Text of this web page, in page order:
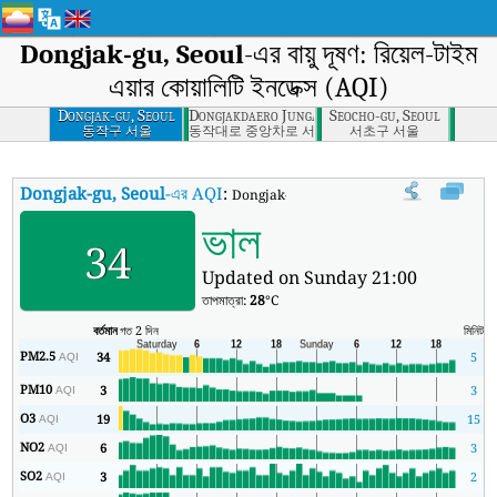
Dongjak-gu, Seoul-এর বায়ু দূষণ: রিয়েল-টাইম
এয়ার কোয়ালিটি ইনডেক্স (AQI)
Dongjak-gu, Seoul
동작구 서울
Dongjakdaero Jungangcharo, Seoul
동작대로 중앙차로 서울
Seocho-gu, Seoul
서초구 서울
Dongjak-gu, Seoul-এর AQI:Dongjak-gu, Seoul-এর রিয়েল-টাইম এয়ার কোয়ালিটি
34 ভাল
Updated on Sunday 21:00
তাপমাত্রা:28°C
বর্তমানগত 2 দিন মিনিট
PM2.5AQI 34 5
PM10AQI 3 3
O3AQI 19 15
NO2AQI 6 3
SO2AQI 3 2